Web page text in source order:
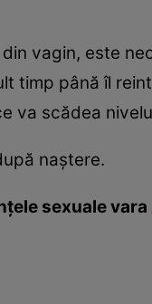
vagin, este
timp până îl
va scădea
naştere.
sexuale vara